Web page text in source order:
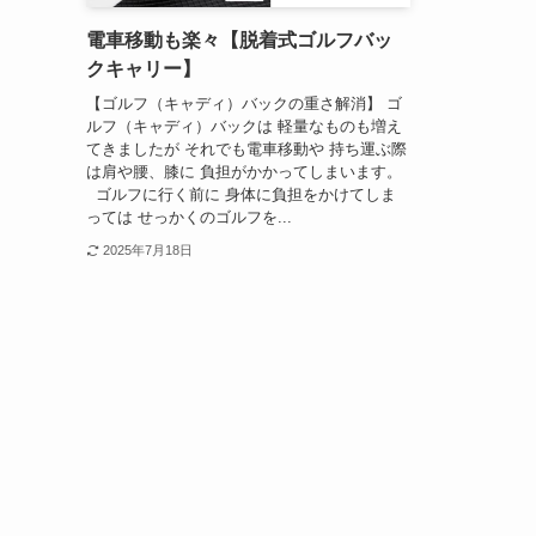
電車移動も楽々【脱着式ゴルフバッ
クキャリー】
【ゴルフ（キャディ）バックの重さ解消】 ゴ
ルフ（キャディ）バックは 軽量なものも増え
てきましたが それでも電車移動や 持ち運ぶ際
は肩や腰、膝に 負担がかかってしまいます。
ゴルフに行く前に 身体に負担をかけてしま
っては せっかくのゴルフを...
2025年7月18日